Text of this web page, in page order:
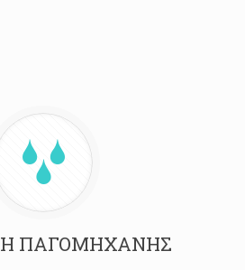
ΠΑΓΟΜΗΧΑΝΗΣ